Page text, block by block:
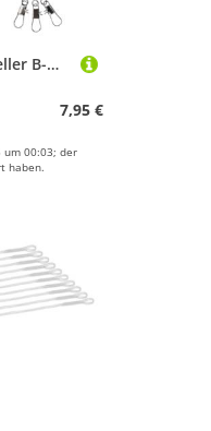
ZYMIADOU Professioneller B-Muster-Angelverbinder, korrosionsbeständig, Wirbel für weiche Köder, Jig-Haken, schnelle Verbindung von Angelwirbeln
7,95 €
00:03; der
haben.